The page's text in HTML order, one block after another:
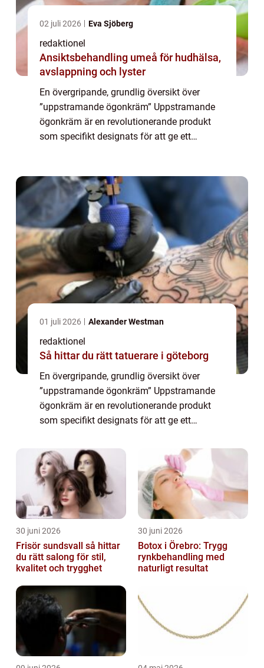
02 juli 2026 Eva Sjöberg
redaktionel
Ansiktsbehandling umeå för hudhälsa,
avslappning och lyster
En övergripande, grundlig översikt över
”uppstramande ögonkräm” Uppstramande
ögonkräm är en revolutionerande produkt
som specifikt designats för att ge ett
ingredie...
01 juli 2026 Alexander Westman
redaktionel
Så hittar du rätt tatuerare i göteborg
En övergripande, grundlig översikt över
”uppstramande ögonkräm” Uppstramande
ögonkräm är en revolutionerande produkt
som specifikt designats för att ge ett
ögonområdet. Den är framtagen med
ingredie...
30 juni 2026
Frisör sundsvall så hittar
du rätt salong för stil,
kvalitet och trygghet
30 juni 2026
Botox i Örebro: Trygg
rynkbehandling med
naturligt resultat